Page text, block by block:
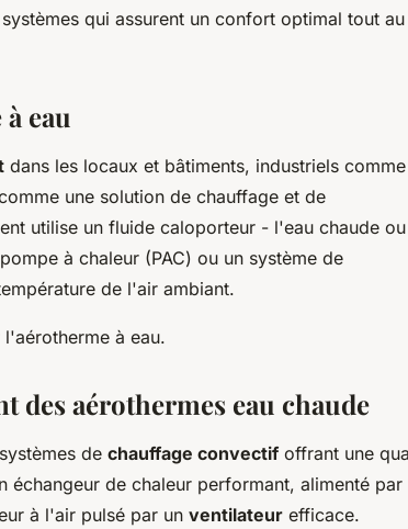
qui assurent un confort optimal tout au
eau
dans les locaux et bâtiments, industriels comme
une solution de chauffage et de
utilise un fluide caloporteur - l'eau chaude ou
à chaleur (PAC) ou un système de
de l'air ambiant.
à eau.
des aérothermes eau chaude
de chauffage convectif offrant une
de chaleur performant, alimenté par
à l'air pulsé par un ventilateur efficace.